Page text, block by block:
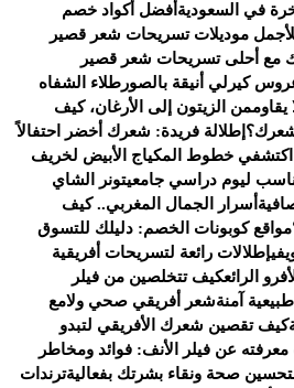
في السعودية أفضل أكواد خصم
أجمل موديلات تسريحات شعر قصير
مع أحلى تسريحات شعر قصير
طلاء الشفاه
من الزيتون إلى الأرغان، كيف
شعرك؟ إطلالة فريدة: شعرك أخضر احتفالاً
خطوط المكياج الأبيض لخريف
ليوم دراسي جامعيتونر الشاي
أسرار الجمال المغربي.. كيف
مواقع كوبونات الخصم: دليلك للتسوق
إطلالات رائعة لتسريحات أفريقية
الرائعكيف تتخلصين من فيلر
آمنةشعر أفريقي صحي ولامع
كيف تقصين شعرك الأفريقي لتبدو
عن فيلر الأنف: فوائد ومخاطر
لتحسين صحة ونقاء بشرتك بفعاليةترندات